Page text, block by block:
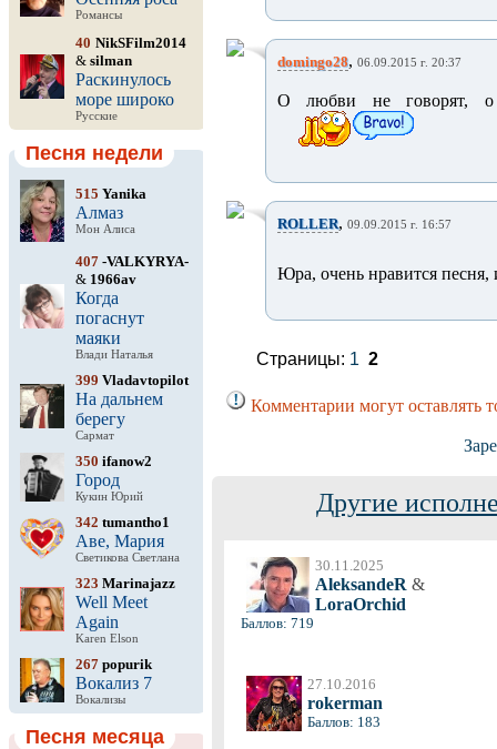
Романсы
40 NikSFilm2014
& silman
Раскинулось
море широко
Русские
Песня недели
515 Yanika
Алмаз
Мон Алиса
407 -VALKYRYA-
& 1966av
Когда
погаснут
маяки
Влади Наталья
399 Vladavtopilot
На дальнем
берегу
Сармат
350 ifanow2
Город
Кукин Юрий
342 tumantho1
Аве, Мария
Светикова Светлана
323 Marinajazz
Well Meet
Again
Karen Elson
267 popurik
Вокализ 7
Вокализы
Песня месяца
domingo28, 06.09.2015 г. 20:37
О любви не
ROLLER, 09.09.2015 г. 16:57
Юра, очень нравится
Страницы: 1 2
Комментарии могут оставлять
Другие
30.11.2025
AleksandeR &
LoraOrchid
Баллов: 719
27.10.2016
rokerman
Баллов: 183